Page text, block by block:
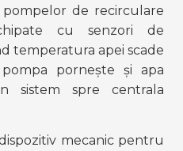
de recirculare
cu senzori de
temperatura apei scade
pornește și apa
sistem spre centrala
mecanic pentru